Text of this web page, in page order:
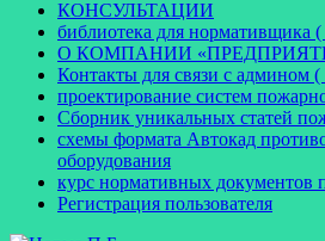
КОНСУЛЬТАЦИИ
библиотека для нормативщика
О КОМПАНИИ
Контакты для связи с админом
проектирование систем
Сборник уникальных статей
схемы формата Автокад
оборудования
курс нормативных документов
Регистрация пользователя